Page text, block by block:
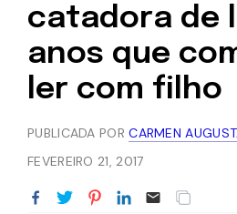
catadora de
anos que
ler com filho
PUBLICADA PORCARMEN
FEVEREIRO 21, 2017